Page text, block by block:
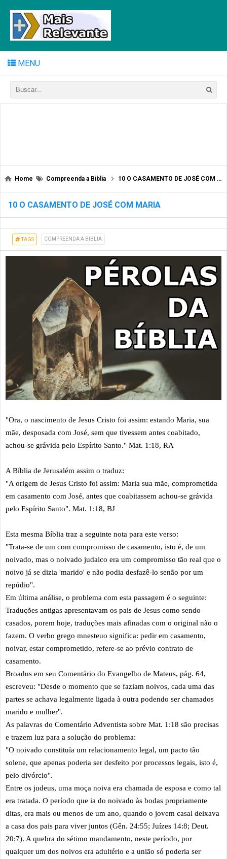
MENU
Home Compreenda a Biblia 10 O CASAMENTO DE JOSÉ COM MARIA
10 O CASAMENTO DE JOSÉ COM MARIA
TAGS COMPREENDA A BIBLIA
"Ora, o nascimento de Jesus Cristo foi assim: estando Maria, sua
mãe, desposada com José, sem que tivessem antes coabitado,
achou-se grávida pelo Espírito Santo." Mat. 1:18, RA
A Bíblia de Jerusalém assim o traduz:
"A origem de Jesus Cristo foi assim: Maria sua mãe, comprometida
em casamento com José, antes que coabitassem achou-se grávida
pelo Espírito Santo". Mat. 1:18, BJ
Esta mesma Bíblia traz a seguinte nota para este verso:
"Trata-se de um com compromisso de casamento, isto é, de um
noivado, mas o noivado judaico era um compromisso tão real que o
noivo já se dizia 'marido' e não podia desfazê-lo senão por um
repúdio".
Em última análise, o problema com esta passagem é o seguinte:
Traduções antigas apresentavam os pais de Jesus como sendo
casados, porem hoje, traduções mais afinadas com o original não o
fazem. O verbo grego mnesteuo significa: pedir em casamento,
noivar, estar comprometido, refere-se ao prévio contrato de
casamento.
Broadus em seu Comentário do Evangelho de Mateus, pág. 64,
escreveu: "Desde o momento que se faziam noivos, cada uma das
partes se achava legalmente ligada à outra podendo ser chamados
marido e mulher".
As palavras do Comentário Adventista sobre Mat. 1:18 são precisas
e trazem luz para a solução do problema:
"O noivado constituía um relacionamento legal, um pacto tão
solene, que apenas poderia ser desfeito por processos legais, isto é,
pelo divórcio".
Entre os judeus, uma moça noiva era chamada de esposa e como tal
era tratada. O período que ia do noivado às bodas propriamente
ditas, era mais ou menos de um ano, quando o jovem casal deixava
a casa dos pais para viver juntos (Gên. 24:55; Juízes 14:8; Deut.
20:7). A quebra do sétimo mandamento, neste período, por
qualquer um dos noivos era adultério e a união só poderia ser